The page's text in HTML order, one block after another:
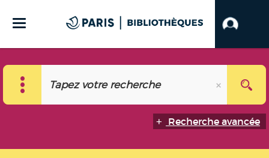
Recherche avancée